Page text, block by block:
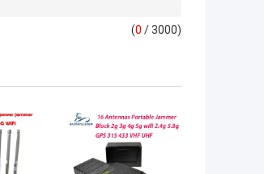
(0 / 3000)